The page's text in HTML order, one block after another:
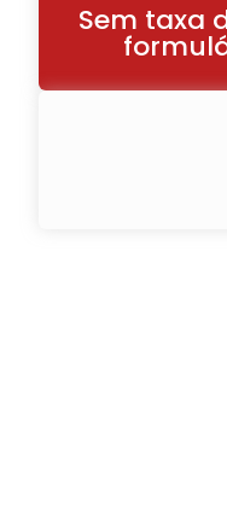
Sem taxa